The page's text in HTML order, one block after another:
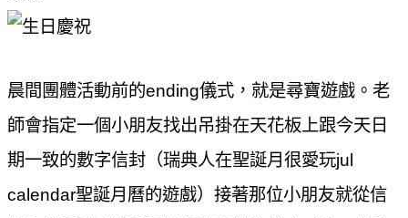
晨間團體活動前的ending儀式，就是尋寶遊戲。老
師會指定一個小朋友找出吊掛在天花板上跟今天日
期一致的數字信封（瑞典人在聖誕月很愛玩jul
calendar聖誕月曆的遊戲）接著那位小朋友就從信